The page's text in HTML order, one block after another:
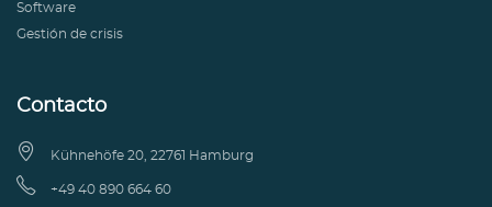
Software
Gestión de crisis
Contacto
 Kühnehöfe 20, 22761 Hamburg
 +49 40 890 664 60